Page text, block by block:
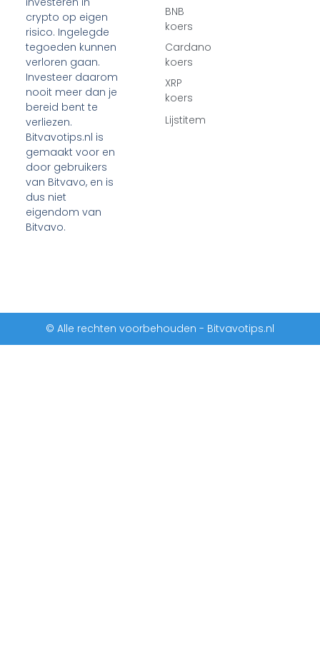
crypto op eigen
risico. Ingelegde
tegoeden kunnen
verloren gaan.
Investeer daarom
nooit meer dan je
bereid bent te
verliezen.
Bitvavotips.nl is
gemaakt voor en
door gebruikers
van Bitvavo, en is
dus niet
eigendom van
Bitvavo.
BNB
koers
Cardano
koers
XRP
koers
Lijstitem
© Alle rechten voorbehouden - Bitvavotips.nl